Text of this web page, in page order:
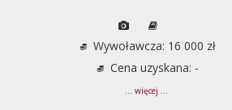
Wywoławcza: 16 000 zł
Cena uzyskana: -
... więcej ...